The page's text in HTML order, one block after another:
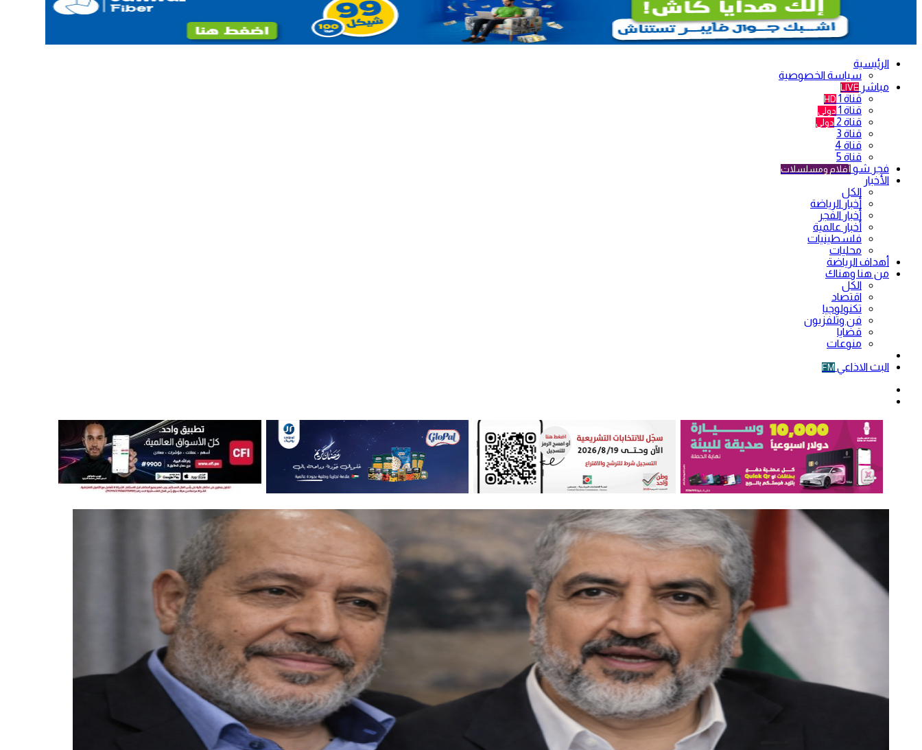
الرئيسية
سياسة الخصوصية
مباشر LIVE
قناة 1 HD
قناة 1 دولي
قناة 2 دولي
قناة 3
قناة 4
قناة 5
فجر شو أفلام ومسلسلات
الأخبار
الكل
أخبار الرياضة
أخبار الفجر
أخبار عالمية
فلسطينيات
محليات
أهداف الرياضة
من هنا وهناك
الكل
اقتصاد
تكنولوجيا
فن وتلفزيون
قضايا
منوعات
البث الاذاعي FM